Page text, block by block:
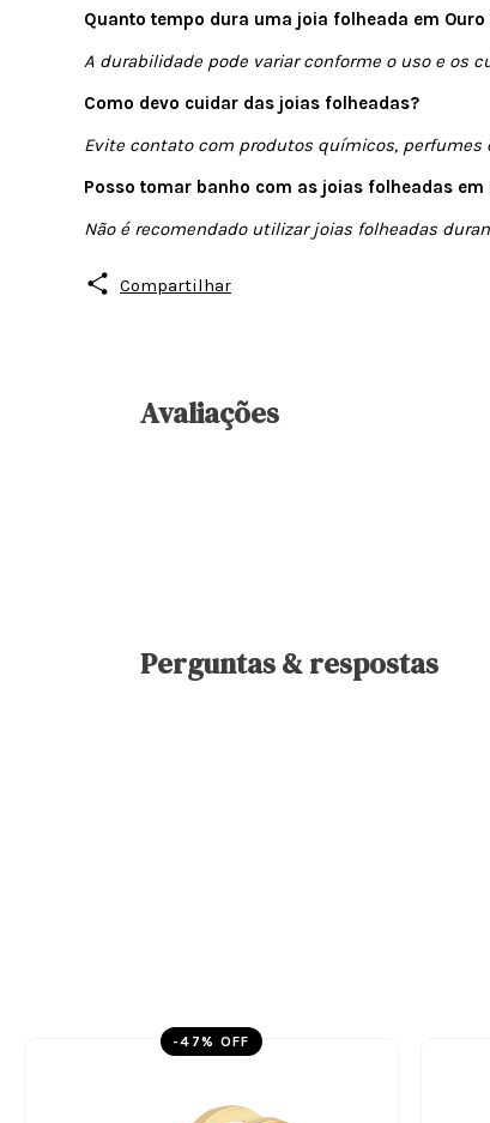
Quanto tempo dura uma joia folheada em Ouro
A durabilidade pode variar conforme o uso e os
Como devo cuidar das joias folheadas?
Evite contato com produtos químicos, perfumes
Posso tomar banho com as joias folheadas em
Não é recomendado utilizar joias folheadas
Compartilhar
Avaliações
Perguntas & respostas
-47% OFF